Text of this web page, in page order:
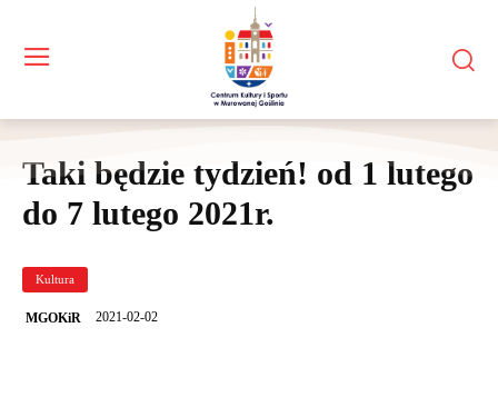
Taki będzie tydzień! od 1 lutego
do 7 lutego 2021r.
Kultura
MGOKiR 2021-02-02